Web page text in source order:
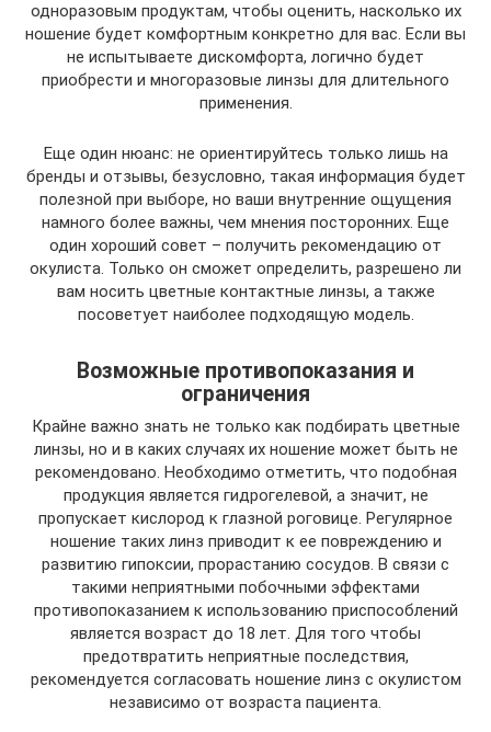
одноразовым продуктам, чтобы оценить, насколько их
ношение будет комфортным конкретно для вас. Если вы
не испытываете дискомфорта, логично будет
приобрести и многоразовые линзы для длительного
применения.
Еще один нюанс: не ориентируйтесь только лишь на
бренды и отзывы, безусловно, такая информация будет
полезной при выборе, но ваши внутренние ощущения
намного более важны, чем мнения посторонних. Еще
один хороший совет – получить рекомендацию от
окулиста. Только он сможет определить, разрешено ли
вам носить цветные контактные линзы, а также
посоветует наиболее подходящую модель.
Возможные противопоказания и
ограничения
Крайне важно знать не только как подбирать цветные
линзы, но и в каких случаях их ношение может быть не
рекомендовано. Необходимо отметить, что подобная
продукция является гидрогелевой, а значит, не
пропускает кислород к глазной роговице. Регулярное
ношение таких линз приводит к ее повреждению и
развитию гипоксии, прорастанию сосудов. В связи с
такими неприятными побочными эффектами
противопоказанием к использованию приспособлений
является возраст до 18 лет. Для того чтобы
предотвратить неприятные последствия,
рекомендуется согласовать ношение линз с окулистом
независимо от возраста пациента.